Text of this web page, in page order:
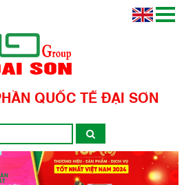
QUỐC TẾ ĐẠI SƠN